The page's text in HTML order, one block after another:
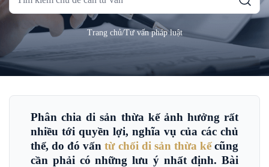
Tìm
chủ
đề
tư
Trang chủ/Tư vấn pháp luật
Phân chia di sản thừa kế ảnh hưởng rất
nhiều tới quyền lợi, nghĩa vụ của các chủ
thể, do đó vấntừ chối di sản thừa kếcũng
cần phải có những lưu ý nhất định. Bài